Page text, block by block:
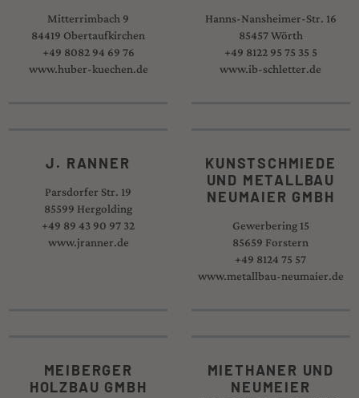
Mitterrimbach 9
84419 Obertaufkirchen
+49 8082 94 69 76
www.huber-kuechen.de
Hanns-Nansheimer-Str. 16
85457 Wörth
+49 8122 95 75 35 5
www.ib-schletter.de
J. RANNER
Parsdorfer Str. 19
85599 Hergolding
+49 89 43 90 97 32
www.jranner.de
KUNSTSCHMIEDE
UND METALLBAU
NEUMAIER GMBH
Gewerbering 15
85659 Forstern
+49 8124 75 57
www.metallbau-neumaier.de
MEIBERGER
HOLZBAU GMBH
MIETHANER UND
NEUMEIER